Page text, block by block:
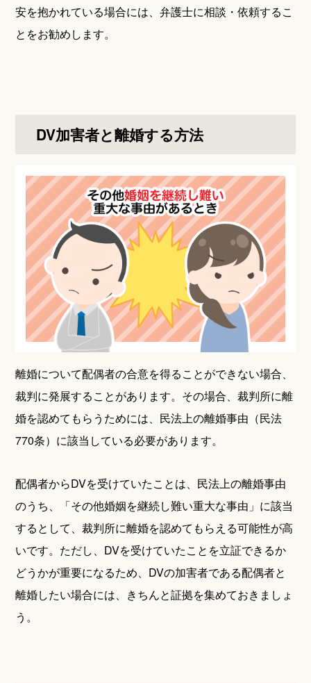
安を抱かれている場合には、弁護士に相談・依頼するこ
とをお勧めします。
DV加害者と離婚する方法
離婚について配偶者の合意を得ることができない場合、
裁判に発展することがあります。その場合、裁判所に離
婚を認めてもらうためには、民法上の離婚事由（民法
770条）に該当している必要があります。
配偶者からDVを受けていたことは、民法上の離婚事由
のうち、「その他婚姻を継続し難い重大な事由」に該当
するとして、裁判所に離婚を認めてもらえる可能性が高
いです。ただし、DVを受けていたことを立証できるか
どうかが重要になるため、DVの加害者である配偶者と
離婚したい場合には、きちんと証拠を集めておきましょ
う。